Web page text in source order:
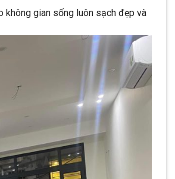
không gian sống luôn sạch đẹp và